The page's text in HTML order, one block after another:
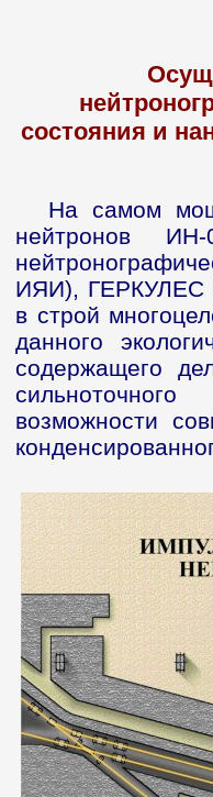
состояния и
На самом
нейтронов
ИЯИ), ГЕРКУЛЕС
в строй
данного
содержащего
возможности